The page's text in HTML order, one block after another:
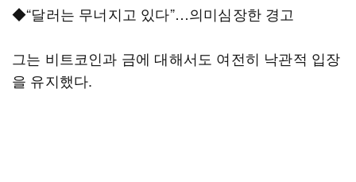
◆“달러는 무너지고 있다”…의미심장한 경고
그는 비트코인과 금에 대해서도 여전히 낙관적 입장
을 유지했다.